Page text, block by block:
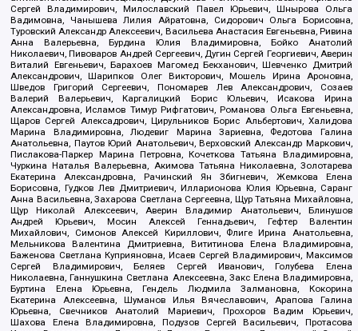
Сергей Владимирович, Милославский Павел Юрьевич, Шнырова Ольга
Вадимовна, Чанышева Лилия Айратовна, Сидорович Ольга Борисовна,
Туровский Александр Алексеевич, Васильева Анастасия Евгеньевна, Ривина
Анна Валерьевна, Бурдина Юлия Владимировна, Бойко Анатолий
Николаевич, Пивоваров Андрей Сергеевич, Дугин Сергей Георгиевич, Аверин
Виталий Евгеньевич, Барахоев Магомед Бекханович, Шевченко Дмитрий
Александрович, Шарипков Олег Викторович, Мошель Ирина Ароновна,
Шведов Григорий Сергеевич, Пономарев Лев Александрович, Созаев
Валерий Валерьевич, Каргалицкий Борис Юльевич, Исакова Ирина
Александровна, Исламов Тимур Рифгатович, Романова Ольга Евгеньевна,
Щаров Сергей Алексадрович, Цирульников Борис Альбертович, Халидова
Марина Владимировна, Людевиг Марина Зариевна, Федотова Галина
Анатольевна, Паутов Юрий Анатольевич, Верховский Александр Маркович,
Пислакова-Паркер Марина Петровна, Кочеткова Татьяна Владимировна,
Чуркина Наталья Валерьевна, Акимова Татьяна Николаевна, Золотарева
Екатерина Александровна, Рачинский Ян Збигневич, Жемкова Елена
Борисовна, Гудков Лев Дмитриевич, Илларионова Юлия Юрьевна, Саранг
Анна Васильевна, Захарова Светлана Сергеевна, Щур Татьяна Михайловна,
Щур Николай Алексеевич, Аверин Владимир Анатольевич, Блинушов
Андрей Юрьевич, Мосин Алексей Геннадьевич, Гефтер Валентин
Михайлович, Симонов Алексей Кириллович, Флиге Ирина Анатольевна,
Мельникова Валентина Дмитриевна, Вититинова Елена Владимировна,
Баженова Светлана Куприяновна, Исаев Сергей Владимирович, Максимов
Сергей Владимирович, Беляев Сергей Иванович, Голубева Елена
Николаевна, Ганнушкина Светлана Алексеевна, Закс Елена Владимировна,
Буртина Елена Юрьевна, Гендель Людмила Залмановна, Кокорина
Екатерина Алексеевна, Шуманов Илья Вячеславович, Арапова Галина
Юрьевна, Свечников Анатолий Мариевич, Прохоров Вадим Юрьевич,
Шахова Елена Владимировна, Подузов Сергей Васильевич, Протасова